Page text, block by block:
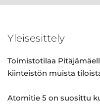
Yleisesittely
Toimistotilaa
kiinteistön muista
Atomitie 5 on suosittu